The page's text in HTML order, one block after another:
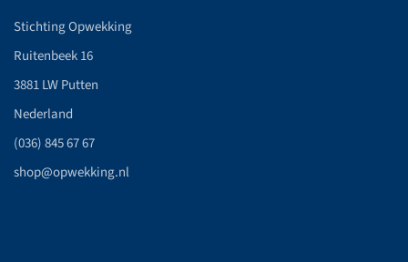
Stichting Opwekking
Ruitenbeek 16
3881 LW Putten
Nederland
(036) 845 67 67
shop@opwekking.nl